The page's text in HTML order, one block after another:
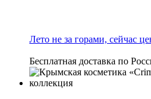
Лето не за горами, сейчас
Бесплатная доставка по